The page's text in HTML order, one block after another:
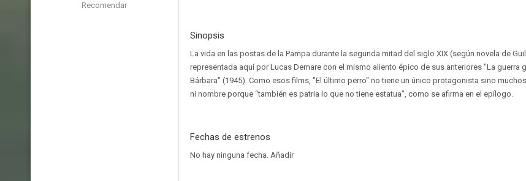
Recomendar
Sinopsis
La vida en las postas de la Pampa durante la segunda mitad del siglo XIX (según novela de
representada aquí por Lucas Demare con el mismo aliento épico de sus anteriores "La guerra
Bárbara" (1945). Como esos films, "El último perro" no tiene un único protagonista sino
ni nombre porque “también es patria lo que no tiene estatua”, como se afirma en el epílogo.
Fechas de estrenos
No hay ninguna fecha. Añadir